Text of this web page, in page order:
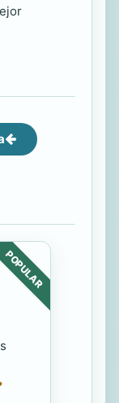
POPULAR